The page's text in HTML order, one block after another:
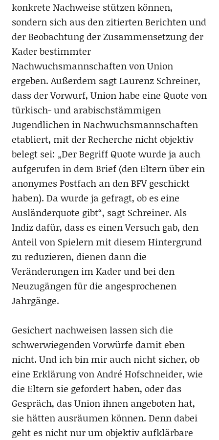
konkrete Nachweise stützen können,
sondern sich aus den zitierten Berichten und
der Beobachtung der Zusammensetzung der
Kader bestimmter
Nachwuchsmannschaften von Union
ergeben. Außerdem sagt Laurenz Schreiner,
dass der Vorwurf, Union habe eine Quote von
türkisch- und arabischstämmigen
Jugendlichen in Nachwuchsmannschaften
etabliert, mit der Recherche nicht objektiv
belegt sei: „Der Begriff Quote wurde ja auch
aufgerufen in dem Brief (den Eltern über ein
anonymes Postfach an den BFV geschickt
haben). Da wurde ja gefragt, ob es eine
Ausländerquote gibt“, sagt Schreiner. Als
Indiz dafür, dass es einen Versuch gab, den
Anteil von Spielern mit diesem Hintergrund
zu reduzieren, dienen dann die
Veränderungen im Kader und bei den
Neuzugängen für die angesprochenen
Jahrgänge.
Gesichert nachweisen lassen sich die
schwerwiegenden Vorwürfe damit eben
nicht. Und ich bin mir auch nicht sicher, ob
eine Erklärung von André Hofschneider, wie
die Eltern sie gefordert haben, oder das
Gespräch, das Union ihnen angeboten hat,
sie hätten ausräumen können. Denn dabei
geht es nicht nur um objektiv aufklärbare